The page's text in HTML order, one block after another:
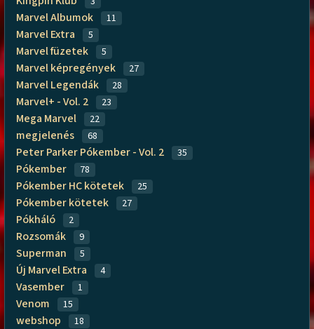
Marvel Albumok 11
Marvel Extra 5
Marvel füzetek 5
Marvel képregények 27
Marvel Legendák 28
Marvel+ - Vol. 2 23
Mega Marvel 22
megjelenés 68
Peter Parker Pókember - Vol. 2 35
Pókember 78
Pókember HC kötetek 25
Pókember kötetek 27
Pókháló 2
Rozsomák 9
Superman 5
Új Marvel Extra 4
Vasember 1
Venom 15
webshop 18